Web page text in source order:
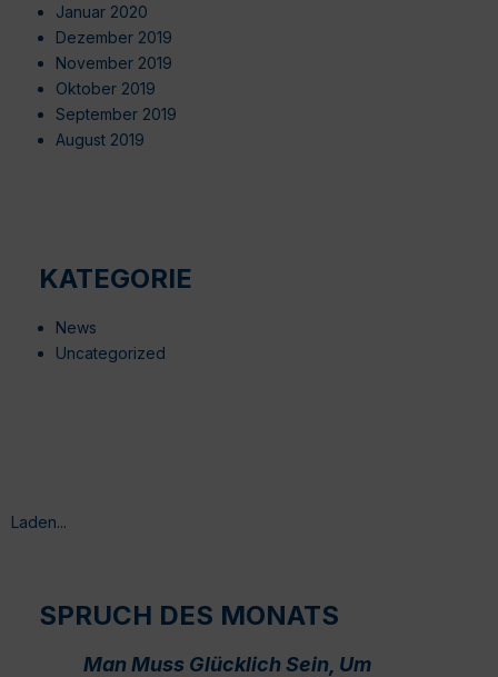
Januar 2020
Dezember 2019
November 2019
Oktober 2019
September 2019
August 2019
KATEGORIE
News
Uncategorized
Laden...
SPRUCH DES MONATS
Man Muss Glücklich Sein, Um